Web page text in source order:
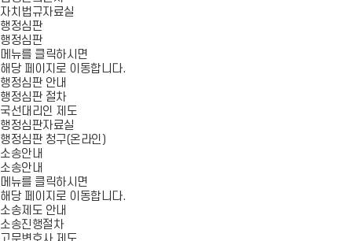
자치법규자료실
행정심판
행정심판
메뉴를 클릭하시면
해당 페이지로 이동합니다.
행정심판 안내
행정심판 절차
국선대리인 제도
행정심판자료실
행정심판 청구(온라인)
소송안내
소송안내
메뉴를 클릭하시면
해당 페이지로 이동합니다.
소송제도 안내
소송진행절차